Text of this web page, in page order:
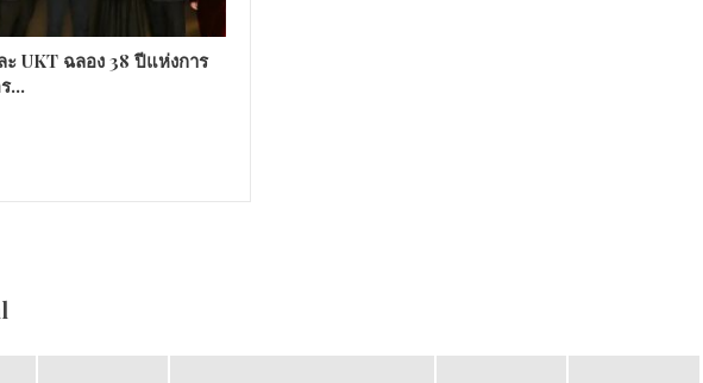
UKT ฉลอง 38 ปีแห่งการ
…